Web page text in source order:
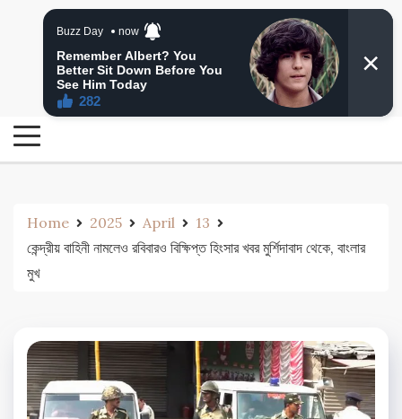
24 Ghanta Bangla News
24 Ghanta Bengali News
Home 2025 April
13
কেন্দ্রীয় বাহিনী নামলেও রবিবারও বিক্ষিপ্ত হিংসার খবর মুর্শিদাবাদ থেকে, বাংলার
মুখ